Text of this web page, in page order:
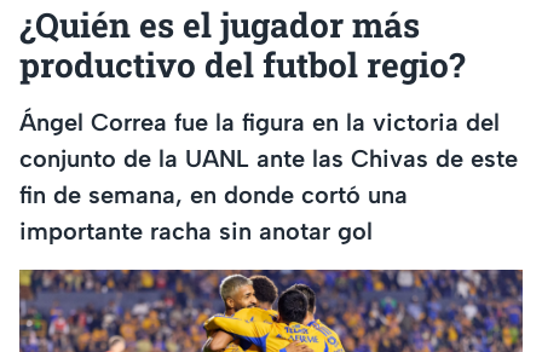
¿Quién es el jugador más
productivo del futbol regio?
Ángel Correa fue la figura en la victoria del
conjunto de la UANL ante las Chivas de este
fin de semana, en donde cortó una
importante racha sin anotar gol